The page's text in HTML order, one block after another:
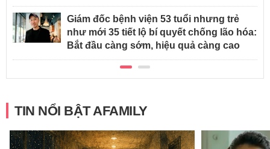
Giám đốc bệnh viện 53 tuổi nhưng trẻ
như mới 35 tiết lộ bí quyết chống lão hóa:
Bắt đầu càng sớm, hiệu quả càng cao
TIN NỔI BẬT AFAMILY